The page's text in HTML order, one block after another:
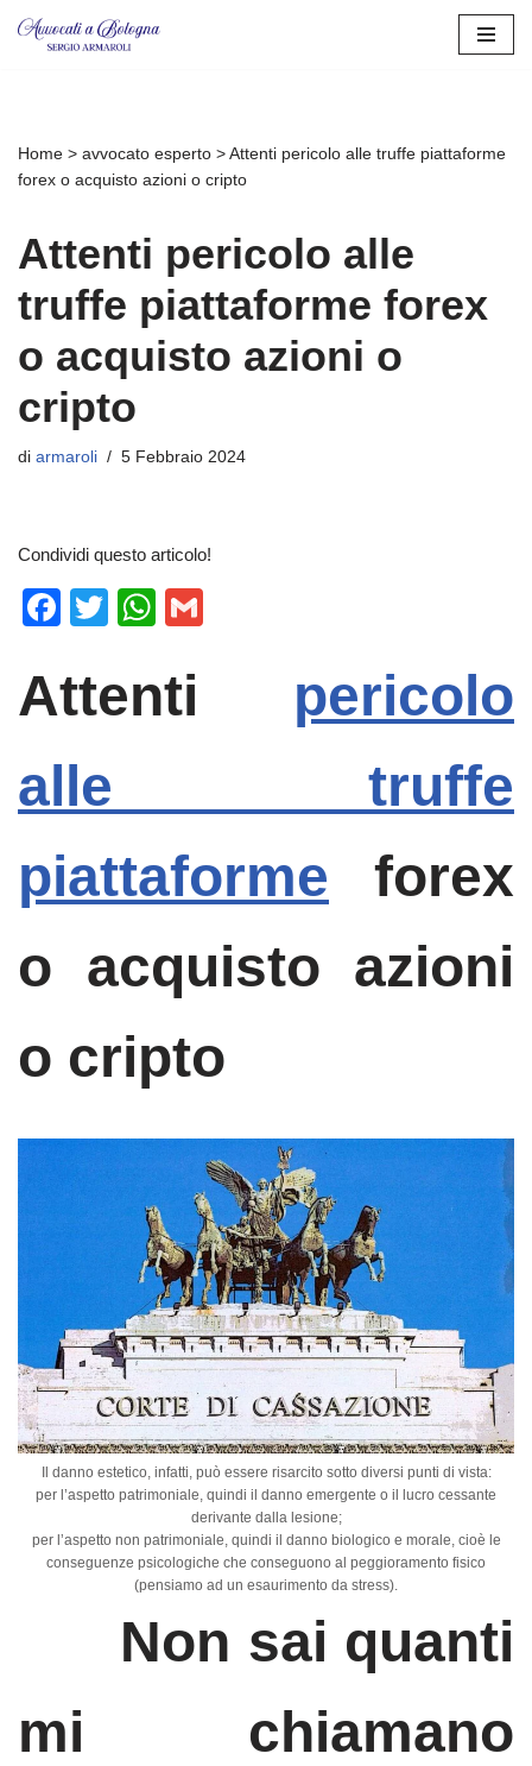
Home > avvocato esperto >Attenti pericolo alle truffe piattaforme
forex o acquisto azioni o cripto
Attenti pericolo alle
truffe piattaforme forex
o acquisto azioni o
cripto
di armaroli 5 Febbraio 2024
Condividi questo articolo!
F
c
e
b
o
k
T
tt
er
W
at
s
Attenti pericolo
alle truffe
piattaforme forex
o acquisto azioni
o cripto
Il danno estetico, infatti, può essere risarcito sotto diversi punti di vista:
per l’aspetto patrimoniale, quindi il danno emergente o il lucro cessante
derivante dalla lesione;
per l’aspetto non patrimoniale, quindi il danno biologico e morale, cioè le
conseguenze psicologiche che conseguono al peggioramento fisico
(pensiamo ad un esaurimento da stress).
Non sai quanti
mi chiamano